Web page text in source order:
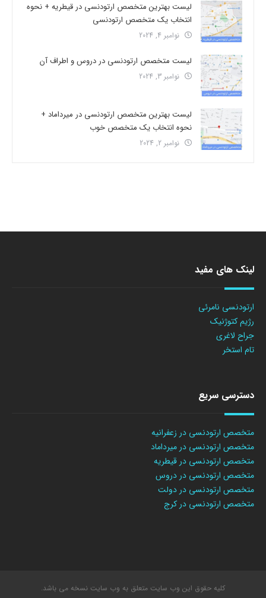
لیست بهترین متخصص ارتودنسی در قیطریه + نحوه
انتخاب یک متخصص ارتودنسی
نوامبر 4, 2024
لیست متخصص ارتودنسی در دروس و اطراف آن
نوامبر 3, 2024
لیست بهترین متخصص ارتودنسی در میرداماد +
نحوه انتخاب یک متخصص خوب
نوامبر 2, 2024
لینک های مفید
ارتودنسی نامرئی
رژیم کتوژنیک
جراح لاغری
تام استخر
دسترسی سریع
متخصص ارتودنسی در زعفرانیه
متخصص ارتودنسی در میرداماد
متخصص ارتودنسی در قیطریه
متخصص ارتودنسی در دروس
متخصص ارتودنسی در دولت
متخصص ارتودنسی در کرج
کلیه حقوق این وب سایت متعلق به وب سایت نسخه می باشد.